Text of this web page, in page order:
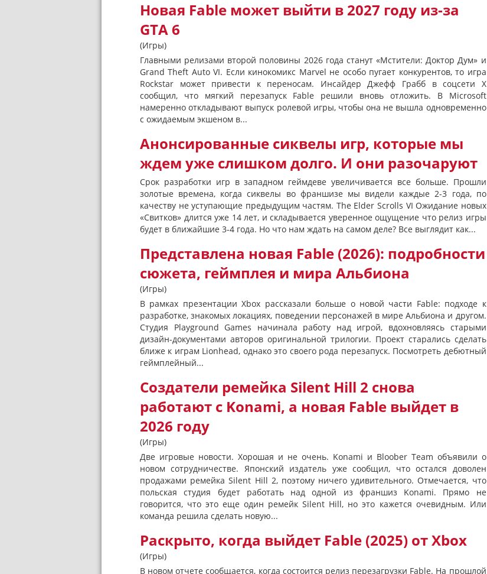
Новая Fable может выйти в 2027 году из-за
GTA 6
(Игры)
Главными релизами второй половины 2026 года станут «Мстители: Доктор Дум» и
Grand Theft Auto VI. Если кинокомикс Marvel не особо пугает конкурентов, то игра
Rockstar может привести к переносам. Инсайдер Джефф Грабб в соцсети X
сообщил, что мягкий перезапуск Fable решили вновь отложить. В Microsoft
намеренно откладывают выпуск ролевой игры, чтобы она не вышла одновременно
с ожидаемым экшеном в...
Анонсированные сиквелы игр, которые мы
ждем уже слишком долго. И они разочаруют
Срок разработки игр в западном геймдеве увеличивается все больше. Прошли
золотые времена, когда сиквелы во франшизе мы видели каждые 2-3 года, по
качеству не уступающие предыдущим частям. The Elder Scrolls VI Ожидание новых
«Свитков» длится уже 14 лет, и складывается уверенное ощущение что релиз игры
будет в ближайшие 3-4 года. Но что нам ждать на самом деле? Все выглядит как...
Представлена новая Fable (2026): подробности
сюжета, геймплея и мира Альбиона
(Игры)
В рамках презентации Xbox рассказали больше о новой части Fable: подходе к
разработке, знакомых локациях, поведении персонажей в мире Альбиона и другом.
Студия Playground Games начинала работу над игрой, вдохновляясь старыми
дизайн-документами авторов оригинальной трилогии. Проект старались сделать
ближе к играм Lionhead, однако это своего рода перезапуск. Посмотреть дебютный
геймплейный...
Создатели ремейка Silent Hill 2 снова
работают с Konami, а новая Fable выйдет в
2026 году
(Игры)
Две игровые новости. Хорошая и не очень. Konami и Bloober Team объявили о
новом сотрудничестве. Японский издатель уже сообщил, что остался доволен
продажами ремейка Silent Hill 2, поэтому ничего удивительного. Отмечается, что
польская студия будет работать над одной из франшиз Konami. Прямо не
говорится, что это еще один ремейк Silent Hill, но это кажется очевидным. Или
команда решила сделать новую...
Раскрыто, когда выйдет Fable (2025) от Xbox
(Игры)
В новом отчете сообщается, когда состоится релиз перезагрузки Fable. На прошлой